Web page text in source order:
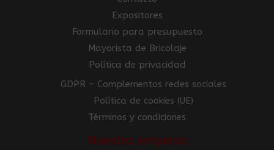
Expositores
Formulario para presupuesto
Mayorista de Bricolaje
Política de privacidad
GDPR – Complementos redes sociales
Política de cookies (UE)
Términos y condiciones
Nuestra empresa